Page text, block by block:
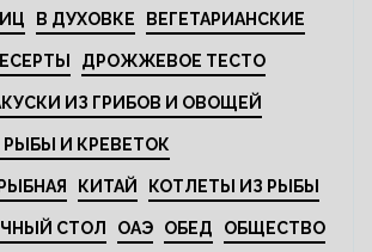
В ДУХОВКЕ ВЕГЕТАРИАНСКИЕ
ДРОЖЖЕВОЕ ТЕСТО
ИЗ ГРИБОВ И ОВОЩЕЙ
РЫБЫ И КРЕВЕТОК
КИТАЙ КОТЛЕТЫ ИЗ РЫБЫ
СТОЛ ОАЭ ОБЕД ОБЩЕСТВО